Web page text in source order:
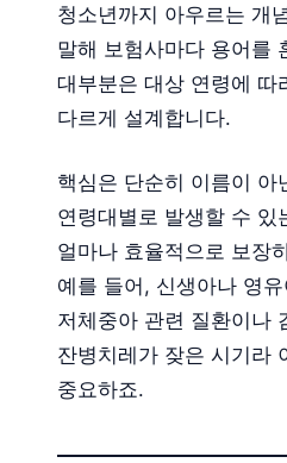
청소년까지 아우르는 개
말해 보험사마다 용어를
대부분은 대상 연령에 따
다르게 설계합니다.
핵심은 단순히 이름이 아
연령대별로 발생할 수 있
얼마나 효율적으로 보장
예를 들어, 신생아나 영
저체중아 관련 질환이나
잔병치레가 잦은 시기라
중요하죠.